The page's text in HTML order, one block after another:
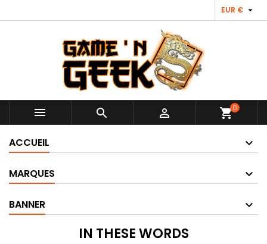
EUR € 
   shopping_cart0
ACCUEIL
MARQUES
BANNER
IN THESE WORDS